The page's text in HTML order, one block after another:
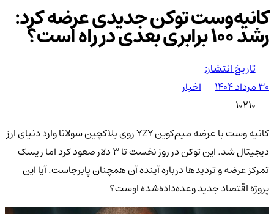
کانیه‌وست توکن جدیدی عرضه کرد:
رشد 100 برابری بعدی در راه است؟
تاریخ انتشار:
۳۰ مرداد ۱۴۰۴
اخبار
10210
کانیه وست با عرضه میم‌کوین YZY روی بلاکچین سولانا وارد دنیای ارز
دیجیتال شد. این توکن در روز نخست تا ۳ دلار صعود کرد اما ریسک
تمرکز عرضه و تردیدها درباره آینده آن همچنان پابرجاست. آیا این
پروژه اقتصاد جدید وعده‌داده‌شده اوست؟